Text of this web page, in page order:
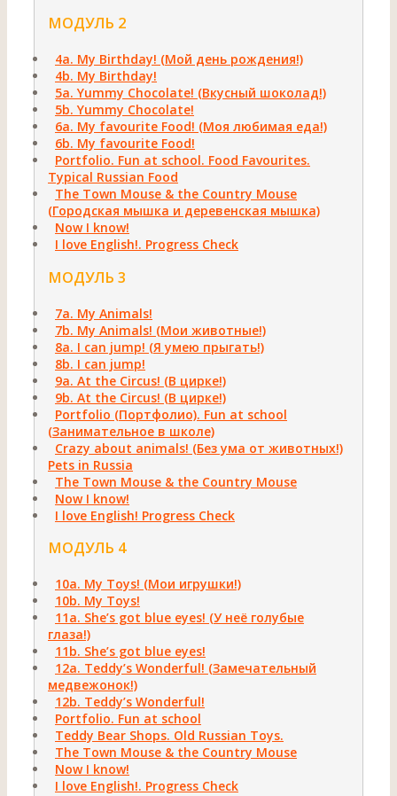
МОДУЛЬ 2
4a. My Birthday! (Мой день рождения!)
4b. My Birthday!
5а. Yummy Chocolate! (Вкусный шоколад!)
5b. Yummy Chocolate!
6а. Му favourite Food! (Моя любимая еда!)
6b. Му favourite Food!
Portfolio. Fun at school. Food Favourites.
Typical Russian Food
The Town Mouse & the Country Mouse
(Городская мышка и деревенская мышка)
Now I know!
I love English!. Progress Check
МОДУЛЬ 3
7a. My Animals!
7b. My Animals! (Мои животные!)
8а. I can jump! (Я умею прыгать!)
8b. I can jump!
9а. At the Circus! (В цирке!)
9b. At the Circus! (В цирке!)
Portfolio (Портфолио). Fun at school
(Занимательное в школе)
Crazy about animals! (Без ума от животных!)
Pets in Russia
The Town Mouse & the Country Mouse
Now I know!
I love English! Progress Check
МОДУЛЬ 4
10a. My Toys! (Мои игрушки!)
10b. My Toys!
11а. She’s got blue eyes! (У неё голубые
глаза!)
11b. She’s got blue eyes!
12а. Teddy’s Wonderful! (Замечательный
медвежонок!)
12b. Teddy’s Wonderful!
Portfolio. Fun at school
Teddy Bear Shops. Old Russian Toys.
The Town Mouse & the Country Mouse
Now I know!
I love English!. Progress Check